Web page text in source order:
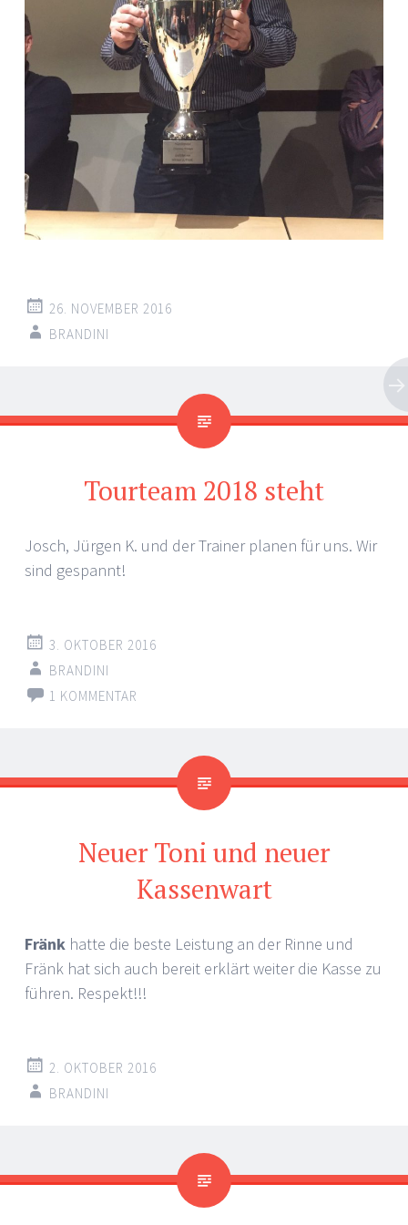
26. NOVEMBER 2016
BRANDINI
Tourteam 2018 steht
Josch, Jürgen K. und der Trainer planen für uns. Wir
sind gespannt!
3. OKTOBER 2016
BRANDINI
1 KOMMENTAR
Neuer Toni und neuer
Kassenwart
Fränk hatte die beste Leistung an der Rinne und
Fränk hat sich auch bereit erklärt weiter die Kasse zu
führen. Respekt!!!
2. OKTOBER 2016
BRANDINI